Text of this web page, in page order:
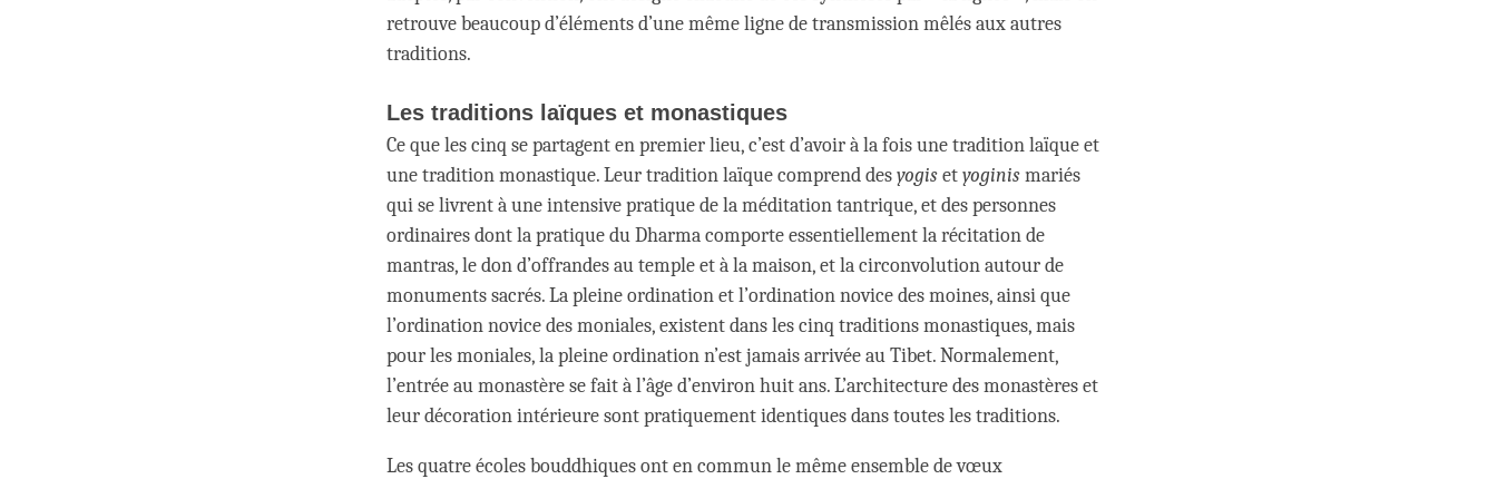
retrouve beaucoup d’éléments d’une même ligne de transmission mêlés aux autres
traditions.
Les traditions laïques et monastiques
Ce que les cinq se partagent en premier lieu, c’est d’avoir à la fois une tradition laïque et
une tradition monastique. Leur tradition laïque comprend desyogisetyoginismariés
qui se livrent à une intensive pratique de la méditation tantrique, et des personnes
ordinaires dont la pratique du Dharma comporte essentiellement la récitation de
mantras, le don d’offrandes au temple et à la maison, et la circonvolution autour de
monuments sacrés. La pleine ordination et l’ordination novice des moines, ainsi que
l’ordination novice des moniales, existent dans les cinq traditions monastiques, mais
pour les moniales, la pleine ordination n’est jamais arrivée au Tibet. Normalement,
l’entrée au monastère se fait à l’âge d’environ huit ans. L’architecture des monastères et
leur décoration intérieure sont pratiquement identiques dans toutes les traditions.
Les quatre écoles bouddhiques ont en commun le même ensemble de vœux